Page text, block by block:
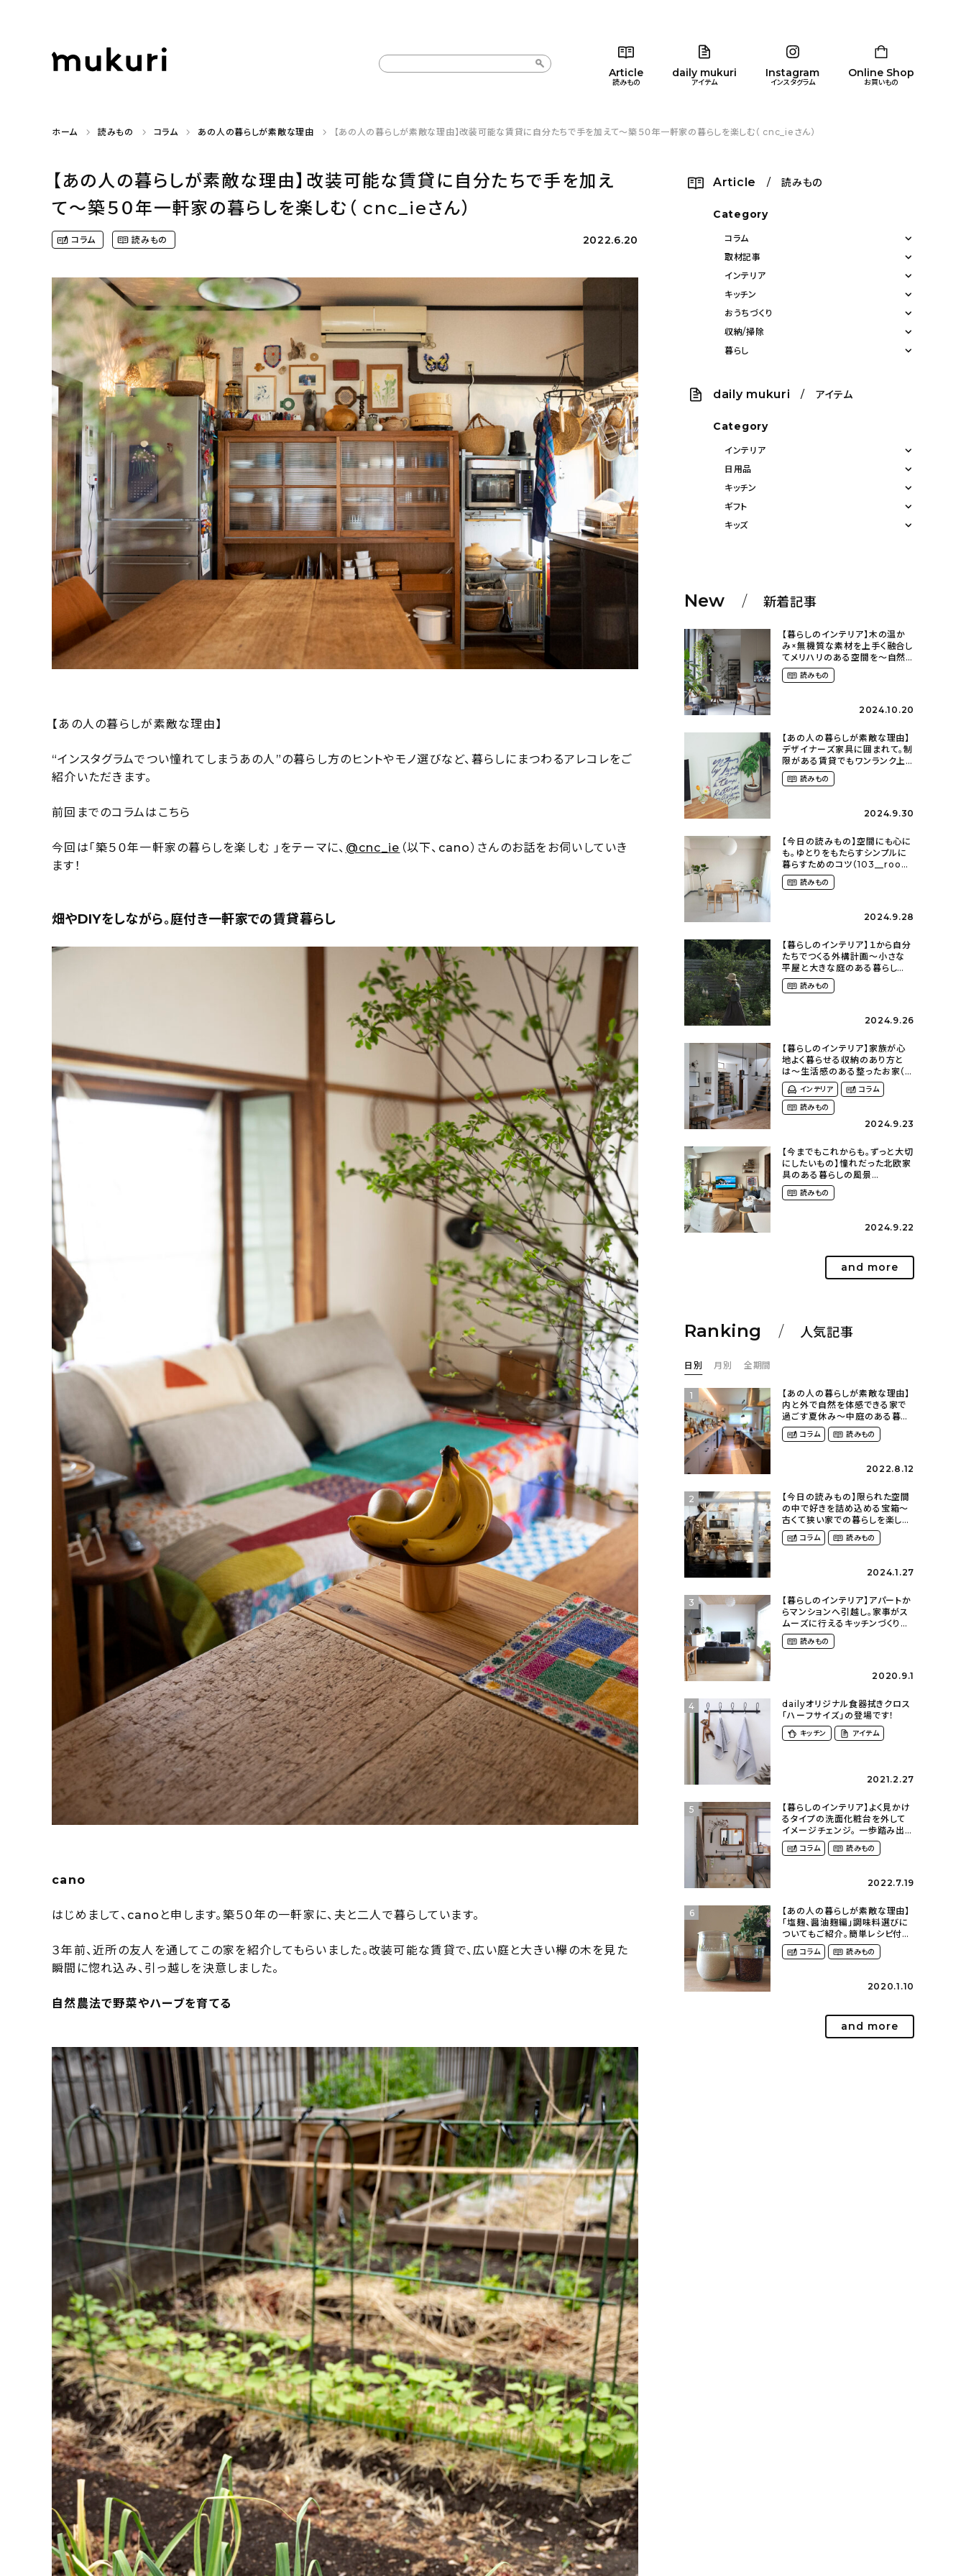
Article
読みもの
daily mukuri
アイテム
Instagram
インスタグラム
Online Shop
お買いもの
カテゴリー一覧 コラム 暮らし
カテゴリー一覧 インテリア キッズ
ホーム 読みもの コラム あの人の暮らしが素敵な理由 【あの人の暮らしが素敵な理由】改装可能な賃貸に自分たちで手を加えて〜築５０年一軒家の暮らしを楽しむ（ cnc_ieさん）
【あの人の暮らしが素敵な理由】改装可能な賃貸に自分たちで手を加え
て〜築５０年一軒家の暮らしを楽しむ（ cnc_ieさん）
コラム 読みもの 2022.6.20
【あの人の暮らしが素敵な理由】
“インスタグラムでつい憧れてしまうあの人”の暮らし方のヒントやモノ選びなど、暮らしにまつわるアレコレをご
紹介いただきます。
前回までのコラムはこちら
今回は「築５０年一軒家の暮らしを楽しむ 」をテーマに、 @cnc_ie （以下、cano）さんのお話をお伺いしていき
ます！
畑やDIYをしながら。庭付き一軒家での賃貸暮らし
cano
はじめまして、canoと申します。築５０年の一軒家に、夫と二人で暮らしています。
３年前、近所の友人を通してこの家を紹介してもらいました。改装可能な賃貸で、広い庭と大きい欅の木を見た
瞬間に惚れ込み、引っ越しを決意しました。
自然農法で野菜やハーブを育てる
Article / 読みもの
Category
コラム
取材記事
インテリア
キッチン
おうちづくり
収納/掃除
暮らし
daily mukuri / アイテム
Category
インテリア
日用品
キッチン
ギフト
キッズ
New 新着記事
【暮らしのインテリア】木の温か
み×無機質な素材を上手く融合し
てメリハリのある空間を〜自然
に囲まれて暮らす（ki_no_ieさ
ん） 読みもの
2024.10.20
【あの人の暮らしが素敵な理由】
デザイナーズ家具に囲まれて。制
限がある賃貸でもワンランク上
のお部屋に〜狭くても好きな暮
らしのこと（_____chika708さ
読みもの
2024.9.30
【今日の読みもの】空間にも心に
も。ゆとりをもたらすシンプルに
暮らすためのコツ（103__room
さん）
読みもの
2024.9.28
【暮らしのインテリア】１から自分
たちでつくる外構計画〜小さな
平屋と大きな庭のある暮らし
（tsumikiniwaさん）
読みもの
2024.9.26
【暮らしのインテリア】家族が心
地よく暮らせる収納のあり方と
は〜生活感のある整ったお家（
kaya___ieさん）
インテリア
コラム
読みもの
2024.9.23
【今までもこれからも。ずっと大切
にしたいもの】憧れだった北欧家
具のある暮らしの風景
（m._.k_homeさん）
読みもの
2024.9.22
and more
Ranking 人気記事
日別 月別 全期間
1
【あの人の暮らしが素敵な理由】
内と外で自然を体感できる家で
過ごす夏休み〜中庭のある暮ら
し（yume_2700さん）
コラム 読みもの
2022.8.12
2
【今日の読みもの】限られた空間
の中で好きを詰め込める宝箱〜
古くて狭い家での暮らしを楽しむ
（2nyan_and_lifestylesさん）
コラム 読みもの
2024.1.27
3
【暮らしのインテリア】アパートか
らマンションへ引越し。家事がス
ムーズに行えるキッチンづくり〜
２LDKの賃貸暮らし
（mari_ppe_さん）
読みもの
2020.9.1
4
dailyオリジナル食器拭きクロス
「ハーフサイズ」の登場です！
キッチン アイテム
2021.2.27
5
【暮らしのインテリア】よく見かけ
るタイプの洗面化粧台を外して
イメージチェンジ。 一歩踏み出し
て理想の空間へ〜築１２年の建
売住宅をDIYする暮らし
コラム 読みもの
2022.7.19
6
【あの人の暮らしが素敵な理由】
「塩麹、醤油麹編」調味料選びに
ついてもご紹介。簡単レシピ付
き〜発酵食品のある暮らし
（__mamigram___さん）
コラム 読みもの
2020.1.10
and more